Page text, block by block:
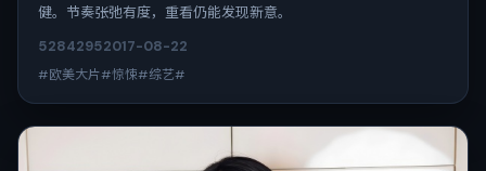
健。节奏张弛有度，重看仍能发现新意。
52842952017-08-22
#欧美大片#惊悚#综艺#